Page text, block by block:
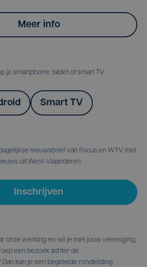
Meer info
je smartphone, tablet of smart TV.
Smart TV
nieuwsbrief van Focus en WTV met
uit West-Vlaanderen.
Inschrijven
onze werking en wil je met jouw vereniging,
een bezoek achter de
kan je een begeleide rondleiding